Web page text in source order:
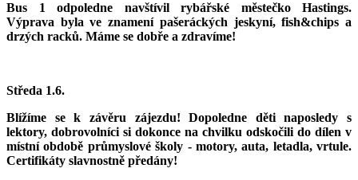
Bus 1 odpoledne navštívil rybářské městečko Hastings.
Výprava byla ve znamení pašeráckých jeskyní, fish&chips a
drzých racků. Máme se dobře a zdravíme!
Středa 1.6.
Blížíme se k závěru zájezdu! Dopoledne děti naposledy s
lektory, dobrovolníci si dokonce na chvilku odskočili do dílen v
místní obdobě průmyslové školy - motory, auta, letadla, vrtule.
Certifikáty slavnostně předány!